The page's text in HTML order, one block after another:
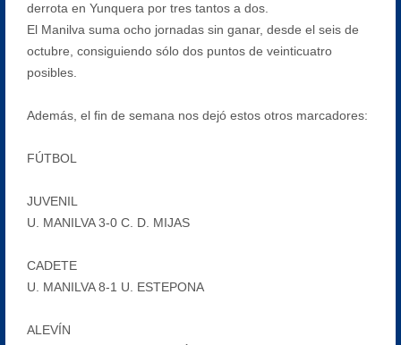
derrota en Yunquera por tres tantos a dos.
El Manilva suma ocho jornadas sin ganar, desde el seis de
octubre, consiguiendo sólo dos puntos de veinticuatro
posibles.
Además, el fin de semana nos dejó estos otros marcadores:
FÚTBOL
JUVENIL
U. MANILVA 3-0 C. D. MIJAS
CADETE
U. MANILVA 8-1 U. ESTEPONA
ALEVÍN